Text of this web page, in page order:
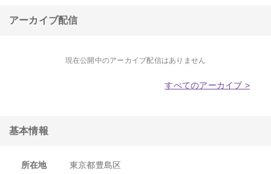
アーカイブ配信
現在公開中のアーカイブ配信はありません
すべてのアーカイブ >
基本情報
所在地 東京都豊島区